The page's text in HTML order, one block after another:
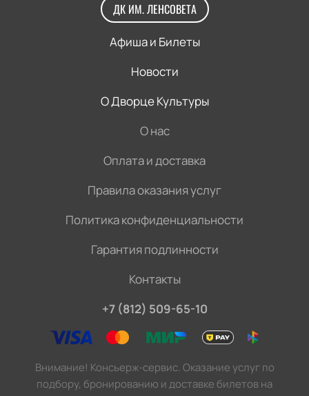
ДК ИМ. ЛЕНСОВЕТА
Афиша и Билеты
Новости
О Дворце Культуры
О нас
Оплата и доставка
Правила оказания услуг
Политика конфиденциальности
Гарантия подлинности
Контакты
+7 (812) 509-65-10
Внимание! Консьерж-сервис. Оказание услуг по
подбору, бронированию и доставке билетов на